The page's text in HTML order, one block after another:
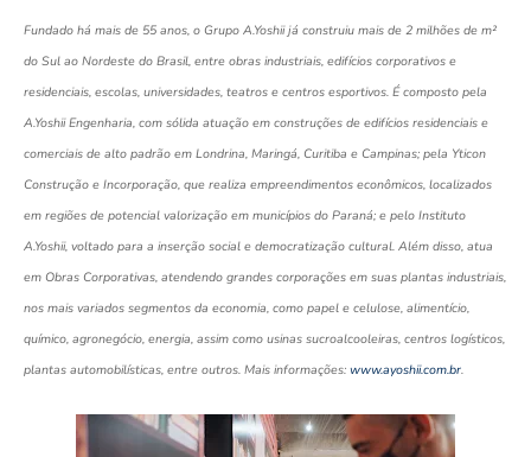
Fundado há mais de 55 anos, o Grupo A.Yoshii já construiu mais de 2 milhões de m²
do Sul ao Nordeste do Brasil, entre obras industriais, edifícios corporativos e
residenciais, escolas, universidades, teatros e centros esportivos. É composto pela
A.Yoshii Engenharia, com sólida atuação em construções de edifícios residenciais e
comerciais de alto padrão em Londrina, Maringá, Curitiba e Campinas; pela Yticon
Construção e Incorporação, que realiza empreendimentos econômicos, localizados
em regiões de potencial valorização em municípios do Paraná; e pelo Instituto
A.Yoshii, voltado para a inserção social e democratização cultural. Além disso, atua
em Obras Corporativas, atendendo grandes corporações em suas plantas industriais,
nos mais variados segmentos da economia, como papel e celulose, alimentício,
químico, agronegócio, energia, assim como usinas sucroalcooleiras, centros logísticos,
plantas automobilísticas, entre outros. Mais informações: www.ayoshii.com.br.